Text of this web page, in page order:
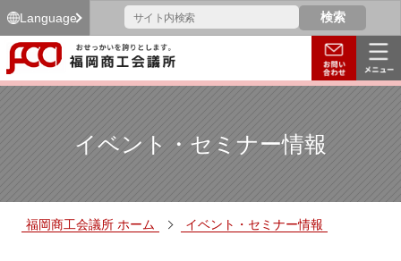
Language
イベント・セミナー情報
福岡商工会議所 ホーム イベント・セミナー情報